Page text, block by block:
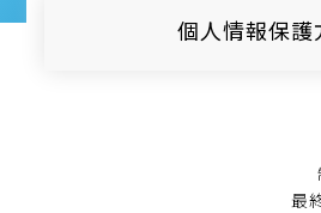
個人情報保護
最